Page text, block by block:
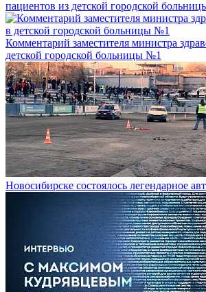
пациентов из детской городской
Комментарий заместителя министра
детской городской больницы №1
Новосибирске состоялось легендарное